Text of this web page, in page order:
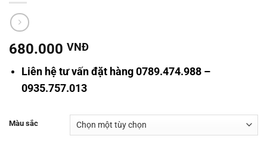
680.000 VNĐ
Liên hệ tư vấn đặt hàng 0789.474.988 –
0935.757.013
Màu sắc